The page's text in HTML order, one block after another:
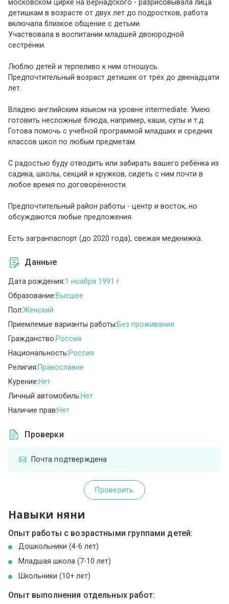
московском цирке на Вернадского - разрисовывала лица
детишкам в возрасте от двух лет до подростков, работа
включала близкое общение с детьми.
Участвовала в воспитании младшей двоюродной
сестрёнки.
Люблю детей и терпеливо к ним отношусь.
Предпочтительный возраст детишек от трёх до двенадцати
лет.
Владею английским языком на уровне intermediate. Умею
готовить несложные блюда, например, каши, супы и т.д.
Готова помочь с учебной программой младших и средних
классов школ по любым предметам.
С радостью буду отводить или забирать вашего ребёнка из
садика, школы, секций и кружков, сидеть с ним почти в
любое время по договорённости.
Предпочтительный район работы - центр и восток, но
обсуждаются любые предложения.
Есть загранпаспорт (до 2020 года), свежая медкнижка.
Данные
Дата рождения:1 ноября 1991 г.
Образование:Высшее
Пол:Женский
Приемлемые варианты работы:Без проживания
Гражданство:Россия
Национальность:Россия
Религия:Православие
Курение:Нет
Личный автомобиль:Нет
Наличие прав:Нет
Проверки
Почта подтверждена
Проверить
Навыки няни
Опыт работы с возрастными группами детей:
Дошкольники (4-6 лет)
Младшая школа (7-10 лет)
Школьники (10+ лет)
Опыт выполнения отдельных работ: